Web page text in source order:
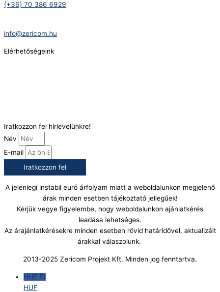
(+36) 70 386 6929
info@zericom.hu
Elérhetőségeink
Iratkozzon fel hírlevelünkre!
Név
E-mail
Iratkozzon fel
A jelenlegi instabil euró árfolyam miatt a weboldalunkon megjelenő
árak minden esetben tájékoztató jellegűek!
Kérjük vegye figyelembe, hogy weboldalunkon ajánlatkérés
leadása lehetséges.
Az árajánlatkérésekre minden esetben rövid határidővel, aktualizált
árakkal válaszolunk.
2013-2025 Zericom Projekt Kft. Minden jog fenntartva.
HUF Ft
HUF